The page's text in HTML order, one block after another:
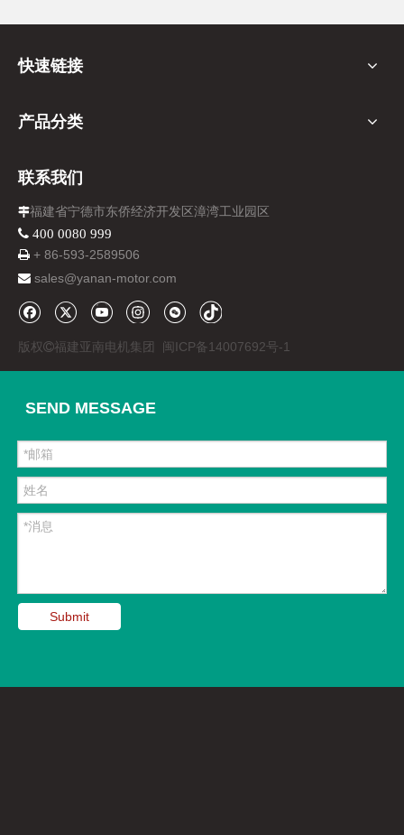
快速链接
产品分类
联系我们
福建省宁德市东侨经济开发区漳湾工业园区
 400 0080 999
 + 86-593-2589506
 sales@yanan-motor.com
版权福建亚南电机集团 闽ICP备14007692号-1
SEND MESSAGE
Submit